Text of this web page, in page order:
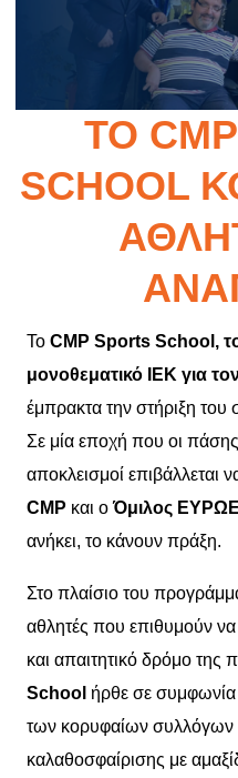
ΤΟ
SCHOOL
Το CMP Sports School,
μονοθεματικό ΙΕΚ για
έμπρακτα την στήριξη του
Σε μία εποχή που οι
αποκλεισμοί επιβάλλεται
CMP και οΌμιλος
ανήκει, το κάνουν πράξη.
Στο πλαίσιο του
αθλητές που επιθυμούν
και απαιτητικό δρόμο της
School ήρθε σε συμφωνία
των κορυφαίων συλλόγων
καλαθοσφαίρισης με